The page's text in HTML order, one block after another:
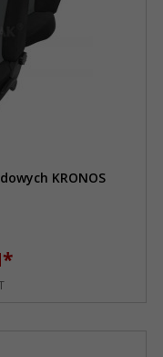
KRONOS